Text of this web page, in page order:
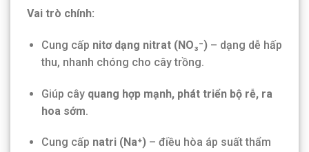
Vai trò chính:
Cung cấp nitơ dạng nitrat (NO₃⁻)– dạng dễ hấp
thu, nhanh chóng cho cây trồng.
Giúp cây quang hợp mạnh, phát triển bộ rễ, ra
hoa sớm.
Cung cấp natri (Na⁺)– điều hòa áp suất thẩm